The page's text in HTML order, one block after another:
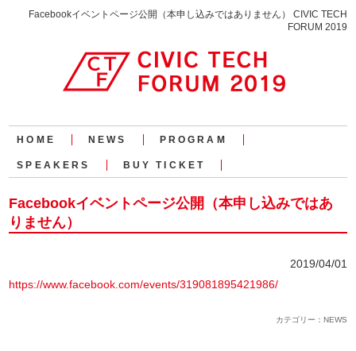
Facebookイベントページ公開（本申し込みではありません） CIVIC TECH
FORUM 2019
HOME NEWS PROGRAM
SPEAKERS BUY TICKET
Facebookイベントページ公開（本申し込みではあ
りません）
2019/04/01
https://www.facebook.com/events/319081895421986/
カテゴリー：NEWS